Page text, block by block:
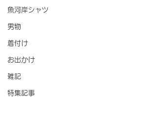
魚河岸シャツ
男物
着付け
お出かけ
雑記
特集記事